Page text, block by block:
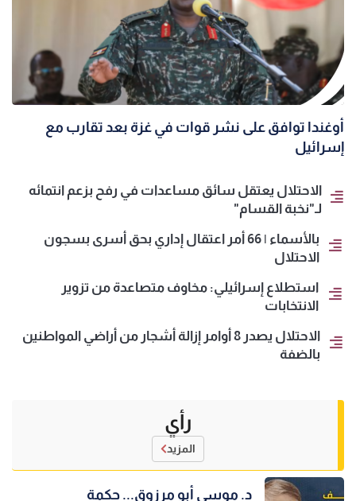
أوغندا توافق على نشر قوات في غزة بعد تقارب مع
إسرائيل
الاحتلال يعتقل سائق مساعدات في رفح بزعم انتمائه
لـ"نخبة القسام"
بالأسماء | 66 أمر اعتقال إداري بحق أسرى بسجون
الاحتلال
استطلاع إسرائيلي: مخاوف متصاعدة من تزوير
الانتخابات
الاحتلال يصدر 8 أوامر إزالة أشجار من أراضي المواطنين
بالضفة
رأي
المزيد
د. موسى أبو مرزوق... حكمة